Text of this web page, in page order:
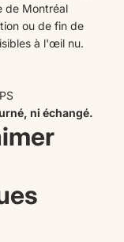
de Montréal
ou de fin de
à l'œil nu.
ni échangé.